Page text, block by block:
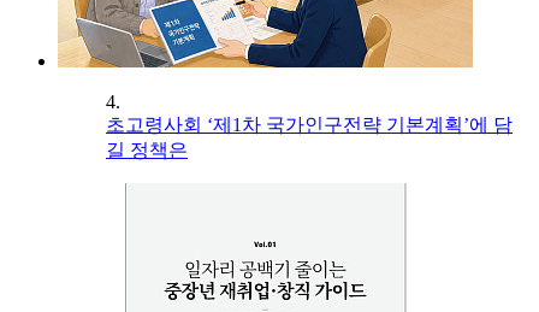
4.
초고령사회 ‘제1차 국가인구전략 기본계획’에 담
길 정책은